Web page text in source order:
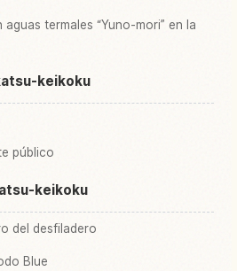
termales “Yuno-mori” en la
keikoku
público
keikoku
del desfiladero
Blue